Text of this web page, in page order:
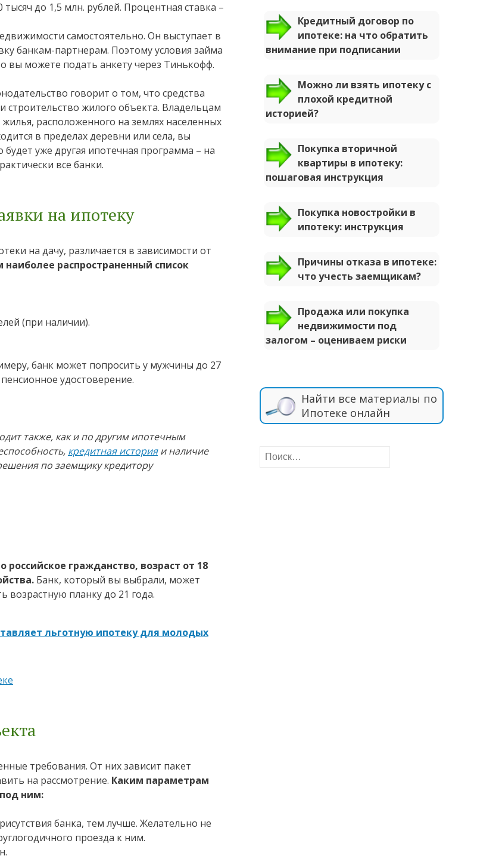
до 1,5 млн. рублей. Процентная ставка –
самостоятельно. Он выступает в
банкам-партнерам. Поэтому условия займа
вы можете подать анкету через Тинькофф.
говорит о том, что средства
строительство жилого объекта. Владельцам
расположенного на землях населенных
в пределах деревни или села, вы
уже другая ипотечная программа – на
все банки.
на ипотеку
на дачу, различается в зависимости от
наиболее распространенный список
(при наличии).
банк может попросить у мужчины до 27
удостоверение.
также, как и по другим ипотечным
кредитная историяи наличие
по заемщику кредитору
российское гражданство, возраст от 18
Банк, который вы выбрали, может
возрастную планку до 21 года.
льготную ипотеку для молодых
требования. От них зависит пакет
на рассмотрение. Каким параметрам
ним:
банка, тем лучше. Желательно не
проезда к ним.
Кредитный договор по
ипотеке: на что обратить
внимание при подписании
Можно ли взять ипотеку с
плохой кредитной
историей?
Покупка вторичной
квартиры в ипотеку:
пошаговая инструкция
Покупка новостройки в
ипотеку: инструкция
Причины отказа в ипотеке:
что учесть заемщикам?
Продажа или покупка
недвижимости под
залогом – оцениваем риски
Найти все материалы по
Ипотеке онлайн
Найти: